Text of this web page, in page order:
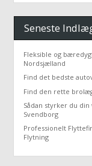
Seneste
Fleksible og
Nordsjælland
Find det bedste
Find den rette
Sådan styrker du
Svendborg
Professionelt
Flytning